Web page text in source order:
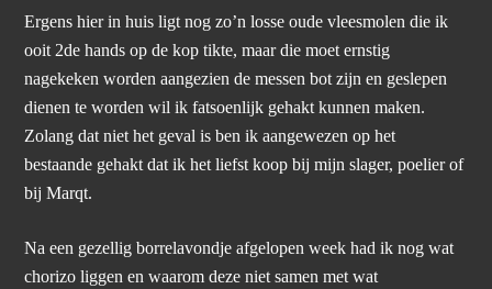
Ergens hier in huis ligt nog zo’n losse oude vleesmolen die ik
ooit 2de hands op de kop tikte, maar die moet ernstig
nagekeken worden aangezien de messen bot zijn en geslepen
dienen te worden wil ik fatsoenlijk gehakt kunnen maken.
Zolang dat niet het geval is ben ik aangewezen op het
bestaande gehakt dat ik het liefst koop bij mijn slager, poelier of
bij Marqt.
Na een gezellig borrelavondje afgelopen week had ik nog wat
chorizo liggen en waarom deze niet samen met wat